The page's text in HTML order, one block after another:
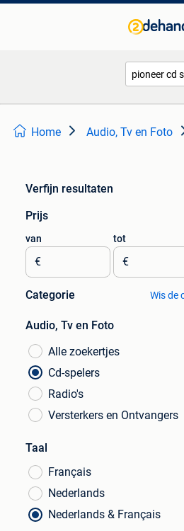
Home Audio, Tv en Foto
Verfijn resultaten
Prijs
van
€
tot
€
Categorie Wis de
Audio, Tv en Foto
Alle zoekertjes
Cd-spelers
Radio's
Versterkers en Ontvangers
Taal
Français
Nederlands
Nederlands & Français